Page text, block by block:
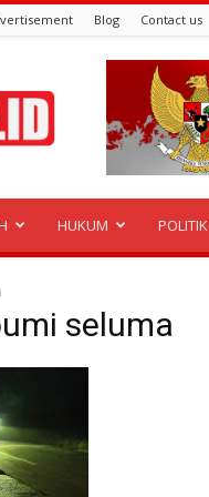
Blog Contact us
HUKUM POLITIK
seluma